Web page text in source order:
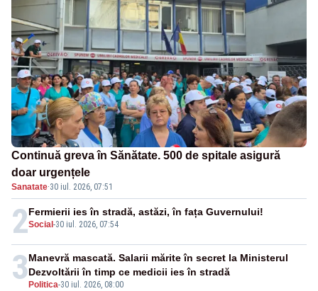
Continuă greva în Sănătate. 500 de spitale asigură
doar urgențele
Sanatate·30 iul. 2026, 07:51
2Social -30 iul. 2026, 07:54
Fermierii ies în stradă, astăzi, în fața Guvernului!
3 Politica-30 iul. 2026, 08:00
Manevră mascată. Salarii mărite în secret la Ministerul
Dezvoltării în timp ce medicii ies în stradă